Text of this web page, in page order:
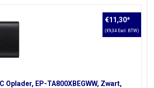
Oplader, EP-TA800XBEGWW, Zwart,
€11,30*
(€9,34 Excl. BTW)